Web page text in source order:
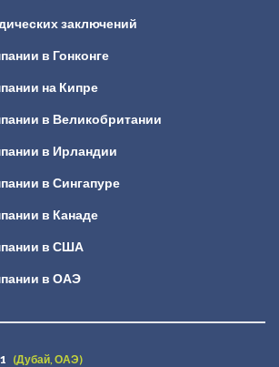
заключений
в Гонконге
на Кипре
в Великобритании
в Ирландии
в Сингапуре
в Канаде
в США
в ОАЭ
(Дубай, ОАЭ)